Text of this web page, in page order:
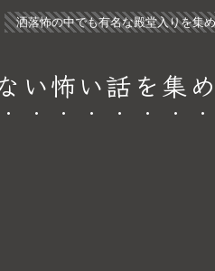
洒落怖の中でも有名な殿堂入りを集
い怖い話を集